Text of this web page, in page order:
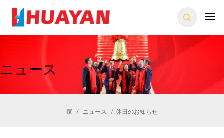
ニュース
家 / ニュース / 休日のお知らせ